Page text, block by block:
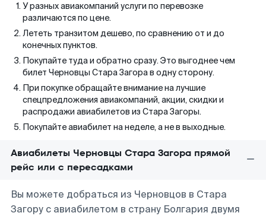
У разных авиакомпаний услуги по перевозке
различаются по цене.
Лететь транзитом дешево, по сравнению от и до
конечных пунктов.
Покупайте туда и обратно сразу. Это выгоднее чем
билет Черновцы Стара Загора в одну сторону.
При покупке обращайте внимание на лучшие
спецпредложения авиакомпаний, акции, скидки и
распродажи авиабилетов из Стара Загоры.
Покупайте авиабилет на неделе, а не в выходные.
Авиабилеты Черновцы Стара Загора прямой
рейс или с пересадками
Вы можете добраться из Черновцов в Стара
Загору с авиабилетом в страну Болгария двумя